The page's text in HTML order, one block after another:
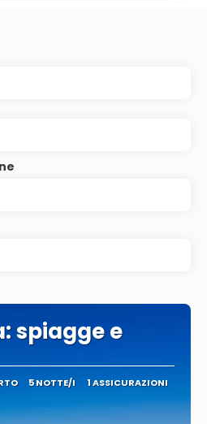
spiagge e
5 NOTTE/I 1 ASSICURAZIONI